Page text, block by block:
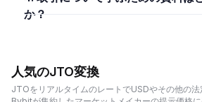
か？
人気のJTO変換
JTOをリアルタイムのレートでUSDやその他の法